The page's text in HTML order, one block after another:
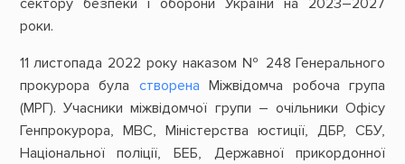
роки.
11 листопада 2022 року наказом № 248 Генерального
прокурора була створена Міжвідомча робоча група
(МРГ). Учасники міжвідомчої групи – очільники Офісу
Генпрокурора, МВС, Міністерства юстиції, ДБР, СБУ,
Національної поліції, БЕБ, Державної прикордонної